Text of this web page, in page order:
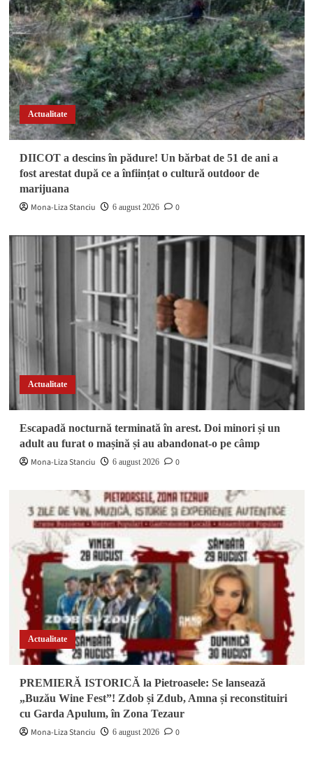
Actualitate
DIICOT a descins în pădure! Un bărbat de 51 de ani a
fost arestat după ce a înființat o cultură outdoor de
marijuana
Mona-Liza Stanciu
6 august 2026 0
Actualitate
Escapadă nocturnă terminată în arest. Doi minori și un
adult au furat o mașină și au abandonat-o pe câmp
Mona-Liza Stanciu
6 august 2026 0
Actualitate
PREMIERĂ ISTORICĂ la Pietroasele: Se lansează
„Buzău Wine Fest”! Zdob și Zdub, Amna și reconstituiri
cu Garda Apulum, în Zona Tezaur
Mona-Liza Stanciu
6 august 2026 0